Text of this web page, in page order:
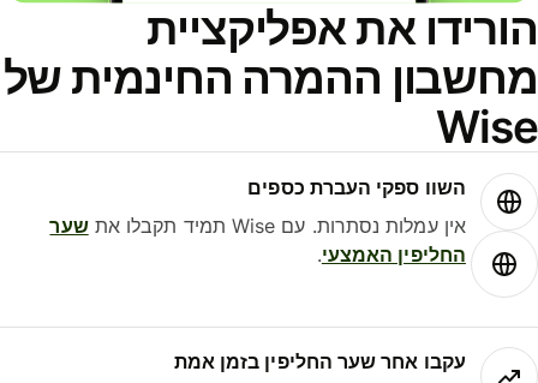
הורידו את אפליקציית
מחשבון ההמרה החינמית של
Wise
השוו ספקי העברת כספים
אין עמלות נסתרות. עם Wise תמיד תקבלו את
שער
החליפין האמצעי.
עקבו אחר שער החליפין בזמן אמת